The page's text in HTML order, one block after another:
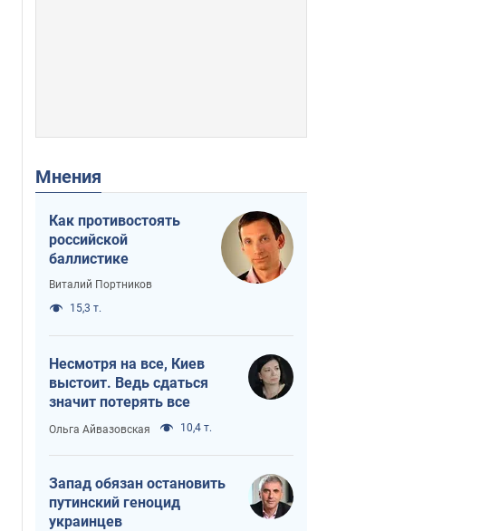
Мнения
Как противостоять
российской
баллистике
Виталий Портников
15,3 т.
Несмотря на все, Киев
выстоит. Ведь сдаться
значит потерять все
Ольга Айвазовская 10,4 т.
Запад обязан остановить
путинский геноцид
украинцев